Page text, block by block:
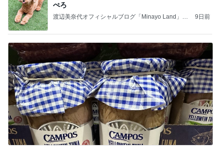
ぺろ
渡辺美奈代オフィシャルブログ「Minayo Land」P
9日前